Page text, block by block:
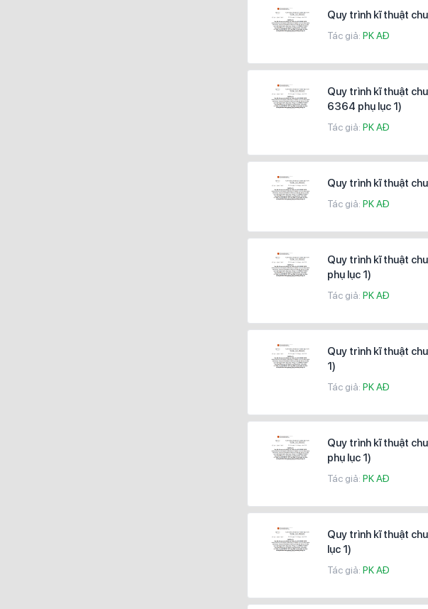
Quy trình kĩ thuật
Tác giả: PK AĐ
Quy trình kĩ thuật
6364 phụ lục 1)
Tác giả: PK AĐ
Quy trình kĩ thuật
Tác giả: PK AĐ
Quy trình kĩ thuật
phụ lục 1)
Tác giả: PK AĐ
Quy trình kĩ thuật
1)
Tác giả: PK AĐ
Quy trình kĩ thuật
phụ lục 1)
Tác giả: PK AĐ
Quy trình kĩ thuật
lục 1)
Tác giả: PK AĐ